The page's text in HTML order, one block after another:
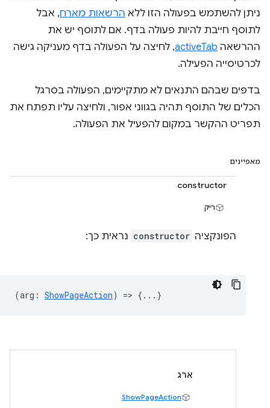
ניתן להשתמש בפעולה הזו ללא הרשאות מארח, אבל
לתוסף חייבת להיות פעולה בדף. אם לתוסף יש את
ההרשאה activeTab, לחיצה על הפעולה בדף מעניקה גישה
לכרטיסייה הפעילה.
בדפים שבהם התנאים לא מתקיימים, הפעולה בסרגל
הכלים של התוסף תהיה בגווני אפור, ולחיצה עליו תפתח את
תפריט ההקשר במקום להפעיל את הפעולה.
מאפיינים
constructor
ריק
הפונקציה constructor נראית כך:
(arg : ShowPageAction) => {...}
ארג
ShowPageAction